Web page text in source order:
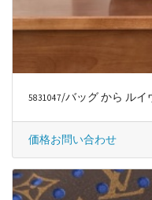
5831047/バッグ から ルイ
価格お問い合わせ